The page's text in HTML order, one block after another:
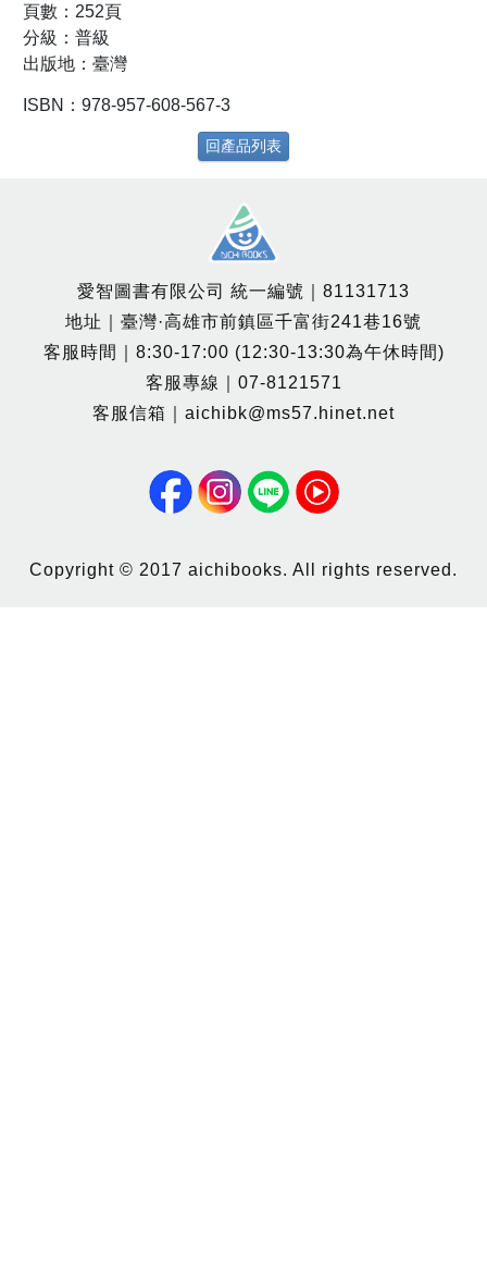
頁數：252頁
分級：普級
出版地：臺灣
ISBN：978-957-608-567-3
回產品列表
愛智圖書有限公司 統一編號｜81131713
地址｜臺灣·高雄市前鎮區千富街241巷16號
客服時間｜8:30-17:00 (12:30-13:30為午休時間)
客服專線｜07-8121571
客服信箱｜aichibk@ms57.hinet.net
Copyright © 2017 aichibooks. All rights reserved.